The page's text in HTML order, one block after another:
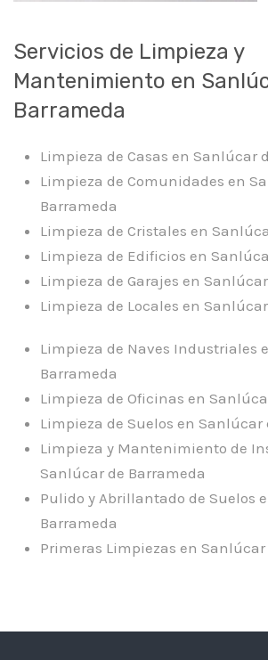
Servicios de Limpieza y
Mantenimiento en
Barrameda
Limpieza de Casas en Sanlúcar
Limpieza de Comunidades en
Barrameda
Limpieza de Cristales en
Limpieza de Edificios en
Limpieza de Garajes en
Limpieza de Locales en
Limpieza de Naves Industriales
Barrameda
Limpieza de Oficinas en
Limpieza de Suelos en Sanlúcar
Limpieza y Mantenimiento de
Sanlúcar de Barrameda
Pulido y Abrillantado de Suelos
Barrameda
Primeras Limpiezas en